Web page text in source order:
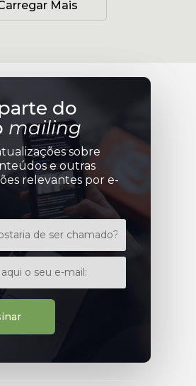
Mais
do
mailing
sobre
e outras
relevantes por e-